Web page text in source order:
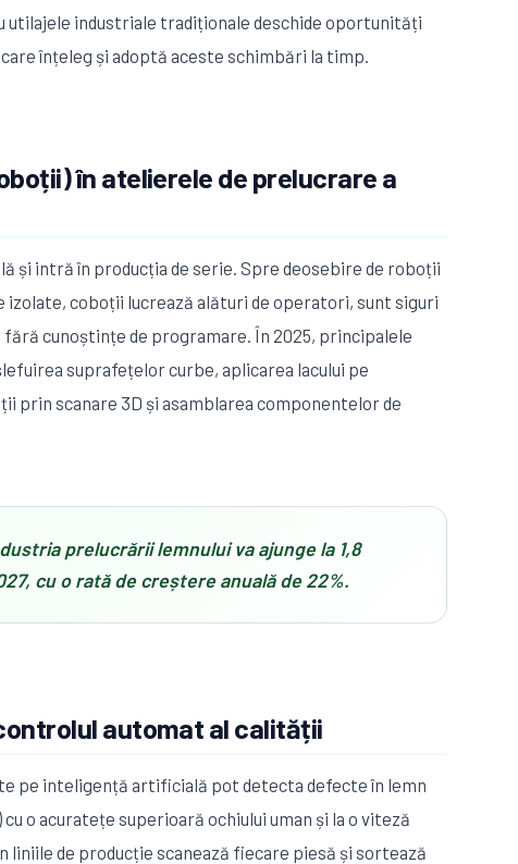
utilajele industriale tradiționale deschide oportunități
înțeleg și adoptă aceste schimbări la timp.
în atelierele de prelucrare a
și intră în producția de serie. Spre deosebire de roboții
izolate, coboții lucrează alături de operatori, sunt siguri
cunoștințe de programare. În 2025, principalele
suprafețelor curbe, aplicarea lacului pe
prin scanare 3D și asamblarea componentelor de
prelucrării lemnului va ajunge la 1,8
cu o rată de creștere anuală de 22%.
automat al calității
pe inteligență artificială pot detecta defecte în lemn
o acuratețe superioară ochiului uman și la o viteză
liniile de producție scanează fiecare piesă și sortează